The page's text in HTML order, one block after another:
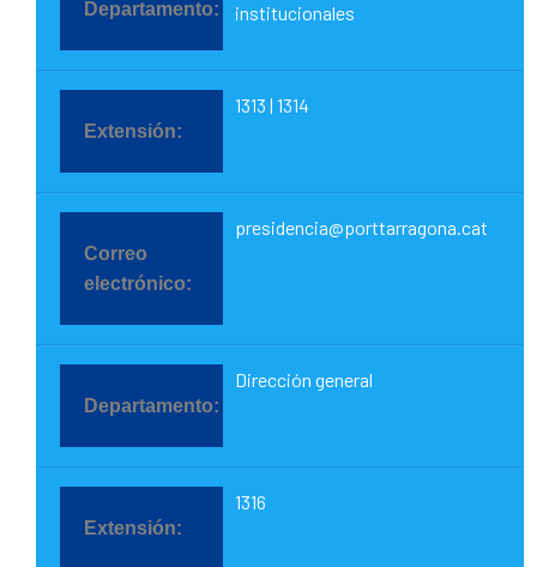
institucionales
1313 | 1314
presidencia@porttarragona.cat
Dirección general
1316